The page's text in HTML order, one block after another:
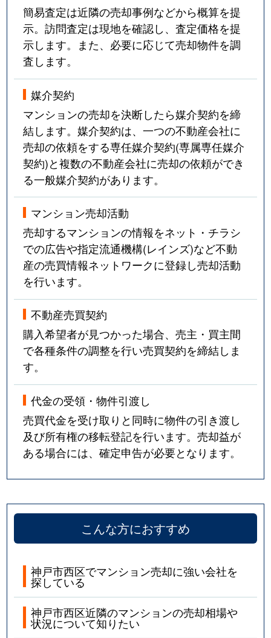
簡易査定は近隣の売却事例などから概算を提
示。訪問査定は現地を確認し、査定価格を提
示します。また、必要に応じて売却物件を調
査します。
媒介契約
マンションの売却を決断したら媒介契約を締
結します。媒介契約は、一つの不動産会社に
売却の依頼をする専任媒介契約(専属専任媒介
契約)と複数の不動産会社に売却の依頼ができ
る一般媒介契約があります。
マンション売却活動
売却するマンションの情報をネット・チラシ
での広告や指定流通機構(レインズ)など不動
産の売買情報ネットワークに登録し売却活動
を行います。
不動産売買契約
購入希望者が見つかった場合、売主・買主間
で各種条件の調整を行い売買契約を締結しま
す。
代金の受領・物件引渡し
売買代金を受け取りと同時に物件の引き渡し
及び所有権の移転登記を行います。売却益が
ある場合には、確定申告が必要となります。
こんな方におすすめ
神戸市西区でマンション売却に強い会社を
探している
神戸市西区近隣のマンションの売却相場や
状況について知りたい